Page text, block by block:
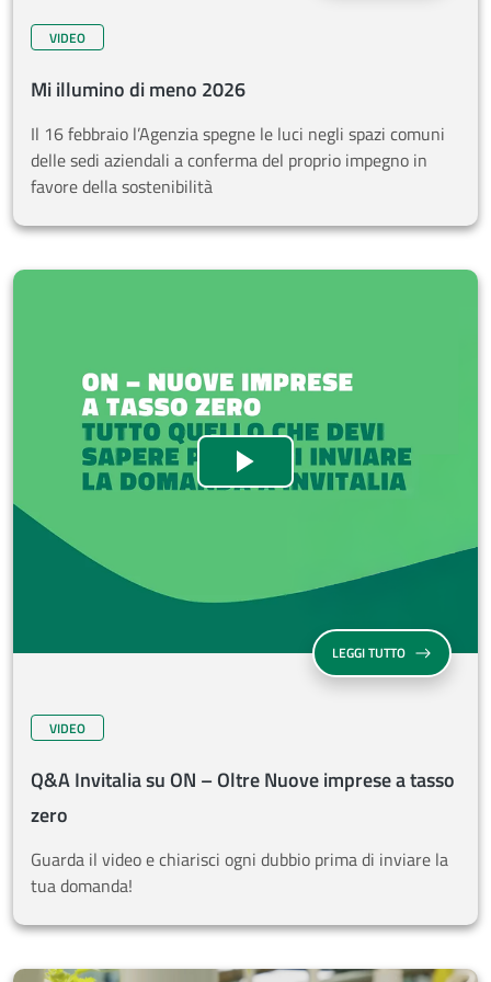
VIDEO
Mi illumino di meno 2026
Il 16 febbraio l’Agenzia spegne le luci negli spazi comuni
delle sedi aziendali a conferma del proprio impegno in
favore della sostenibilità
Guarda il videoQ&A Invitalia su ON –
LEGGI TUTTOQ&A
VIDEO
Q&A Invitalia su ON – Oltre Nuove imprese a tasso
zero
Guarda il video e chiarisci ogni dubbio prima di inviare la
tua domanda!